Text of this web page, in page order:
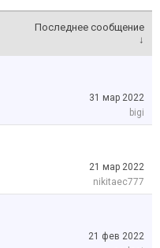
Последнее сообщение
↓
31 мар 2022
bigi
21 мар 2022
nikitaec777
21 фев 2022